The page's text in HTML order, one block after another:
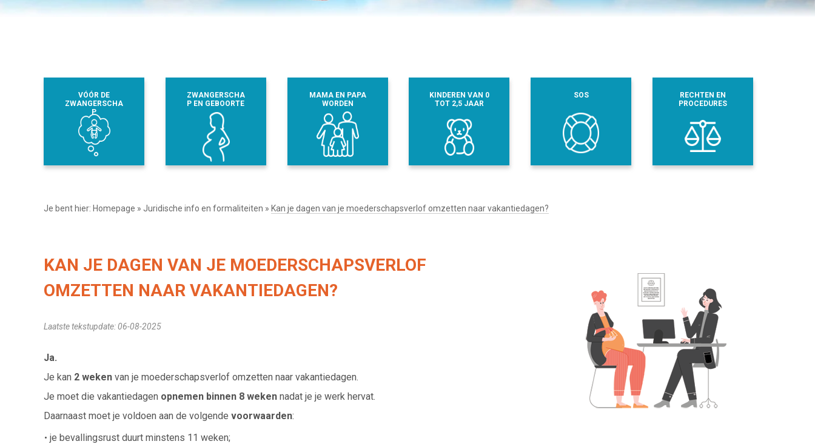
VÓÓR DE
ZWANGERSCHA
P
ZWANGERSCHA
P EN GEBOORTE
MAMA EN PAPA
WORDEN
KINDEREN VAN 0
TOT 2,5 JAAR
SOS
RECHTEN EN
PROCEDURES
Je bent hier: Homepage » Juridische info en formaliteiten » Kan je dagen van je moederschapsverlof omzetten naar vakantiedagen?
KAN JE DAGEN VAN JE MOEDERSCHAPSVERLOF
OMZETTEN NAAR VAKANTIEDAGEN?
Laatste tekstupdate: 06-08-2025
Ja.
Je kan 2 weken van je moederschapsverlof omzetten naar vakantiedagen.
Je moet die vakantiedagen opnemen binnen 8 weken nadat je je werk hervat.
Daarnaast moet je voldoen aan de volgende voorwaarden:
je bevallingsrust duurt minstens 11 weken;